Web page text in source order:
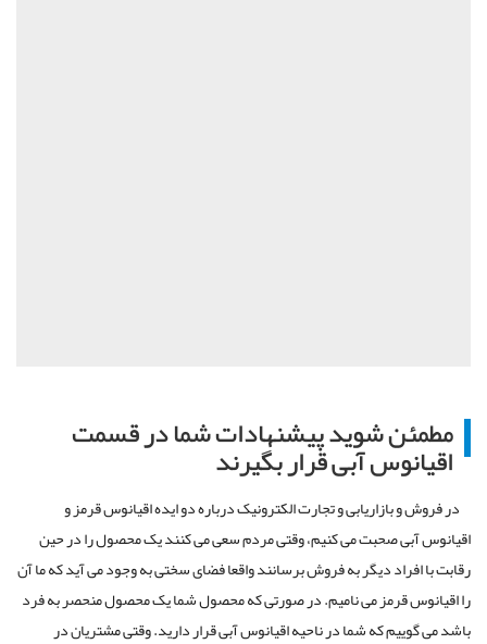
مطمئن شوید پیشنهادات شما در قسمت
اقیانوس آبی قرار بگیرند
در فروش و بازاریابی و تجارت الکترونیک درباره دو ایده اقیانوس قرمز و
اقیانوس آبی صحبت می کنیم، وقتی مردم سعی می کنند یک محصول را در حین
رقابت با افراد دیگر به فروش برسانند واقعا فضای سختی به وجود می آید که ما آن
را اقیانوس قرمز می نامیم. در صورتی که محصول شما یک محصول منحصر به فرد
باشد می گوییم که شما در ناحیه اقیانوس آبی قرار دارید. وقتی مشتریان در